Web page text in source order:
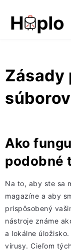
Zásady
Ako
podobné
Na to, aby ste sa
magazíne a aby
prispôsobený
nástroje známe
a lokálne
vírusy. Cieľom